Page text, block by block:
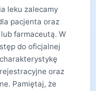
leku zalecamy
pacjenta oraz
farmaceutą. W
do oficjalnej
oraz
Pamiętaj, że